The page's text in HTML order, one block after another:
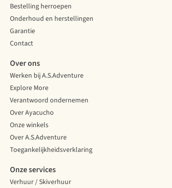
Bestelling herroepen
Onderhoud en herstellingen
Garantie
Contact
Over ons
Werken bij A.S.Adventure
Explore More
Verantwoord ondernemen
Over Ayacucho
Onze winkels
Over A.S.Adventure
Toegankelijkheidsverklaring
Onze services
Verhuur / Skiverhuur